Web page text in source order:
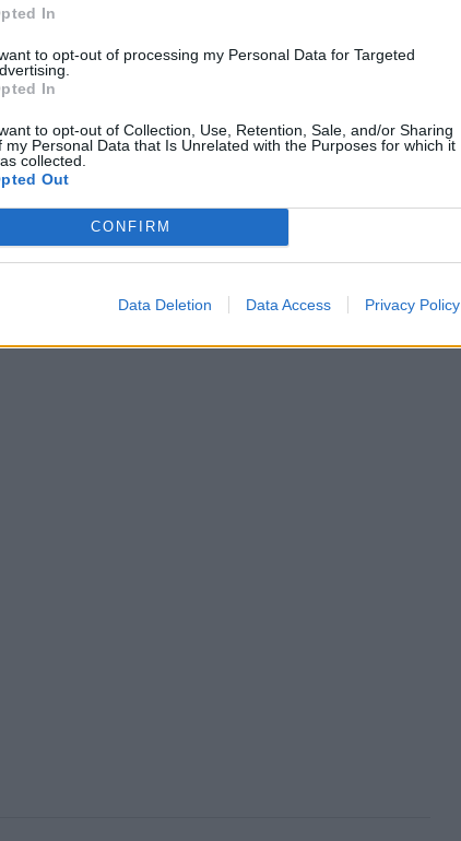
In
to opt-out of processing my Personal Data for Targeted
In
to opt-out of Collection, Use, Retention, Sale, and/or Sharing
my Personal Data that Is Unrelated with the Purposes for which it
collected.
Out
CONFIRM
Data Deletion Data Access Privacy Policy
η στενή φίλη της Μαντόνα, Μάχα Ντακίλ, έκανε
της διασημης τραγουδίστριας όπου, όπως
φίλτρα ή αν χρησιμοποιήθηκαν ήταν